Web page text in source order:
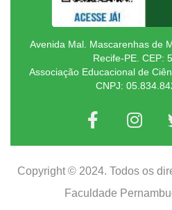
Avenida Mal. Mascarenhas de
Recife-PE. CEP:
Associação Educacional de
CNPJ:
Copyright © 2024. Todos os
Faculdade